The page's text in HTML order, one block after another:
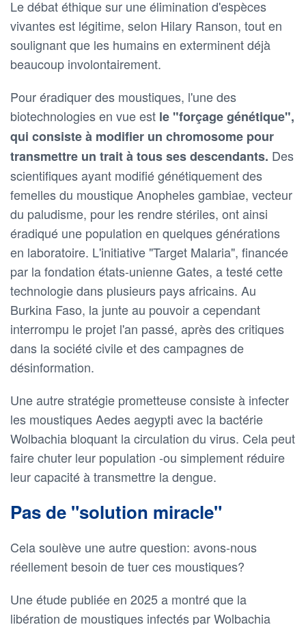
Le débat éthique sur une élimination d'espèces
vivantes est légitime, selon Hilary Ranson, tout en
soulignant que les humains en exterminent déjà
beaucoup involontairement.
Pour éradiquer des moustiques, l'une des
biotechnologies en vue est le "forçage génétique",
qui consiste à modifier un chromosome pour
transmettre un trait à tous ses descendants. Des
scientifiques ayant modifié génétiquement des
femelles du moustique Anopheles gambiae, vecteur
du paludisme, pour les rendre stériles, ont ainsi
éradiqué une population en quelques générations
en laboratoire. L'initiative "Target Malaria", financée
par la fondation états-unienne Gates, a testé cette
technologie dans plusieurs pays africains. Au
Burkina Faso, la junte au pouvoir a cependant
interrompu le projet l'an passé, après des critiques
dans la société civile et des campagnes de
désinformation.
Une autre stratégie prometteuse consiste à infecter
les moustiques Aedes aegypti avec la bactérie
Wolbachia bloquant la circulation du virus. Cela peut
faire chuter leur population -ou simplement réduire
leur capacité à transmettre la dengue.
Pas de "solution miracle"
Cela soulève une autre question: avons-nous
réellement besoin de tuer ces moustiques?
Une étude publiée en 2025 a montré que la
libération de moustiques infectés par Wolbachia